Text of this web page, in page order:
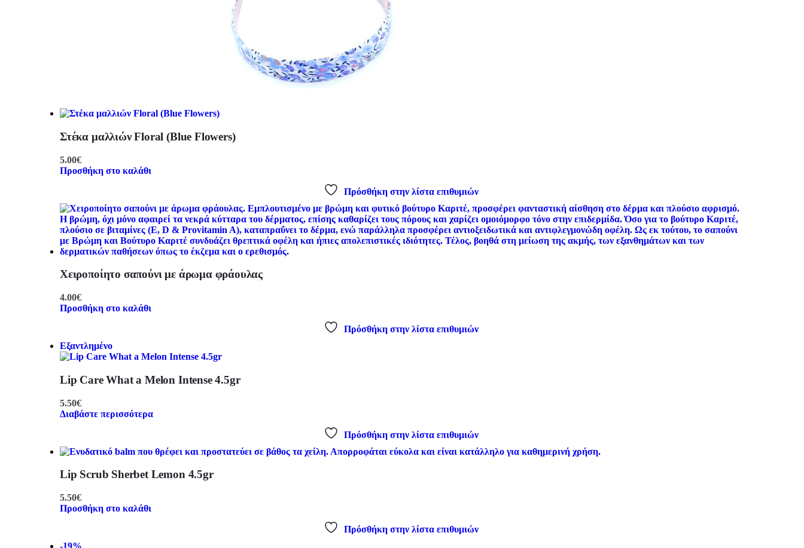
Στέκα μαλλιών Floral (Blue Flowers)
5.00€
Προσθήκη στο καλάθι
Πρόσθήκη στην λίστα επιθυμιών
Χειροποίητο σαπούνι με άρωμα φράουλας
4.00€
Προσθήκη στο καλάθι
Πρόσθήκη στην λίστα επιθυμιών
Εξαντλημένο
Lip Care What a Melon Intense 4.5gr
5.50€
Διαβάστε περισσότερα
Πρόσθήκη στην λίστα επιθυμιών
Lip Scrub Sherbet Lemon 4.5gr
5.50€
Προσθήκη στο καλάθι
Πρόσθήκη στην λίστα επιθυμιών
-19%